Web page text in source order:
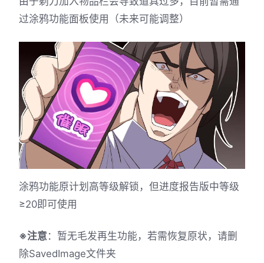
过涂鸦功能面板使用（未来可能调整）
涂鸦功能原计划高等级解锁，但进度报告版中等级
≥20即可使用
※注意：暂无毛发再生功能，若需恢复原状，请删
除SavedImage文件夹